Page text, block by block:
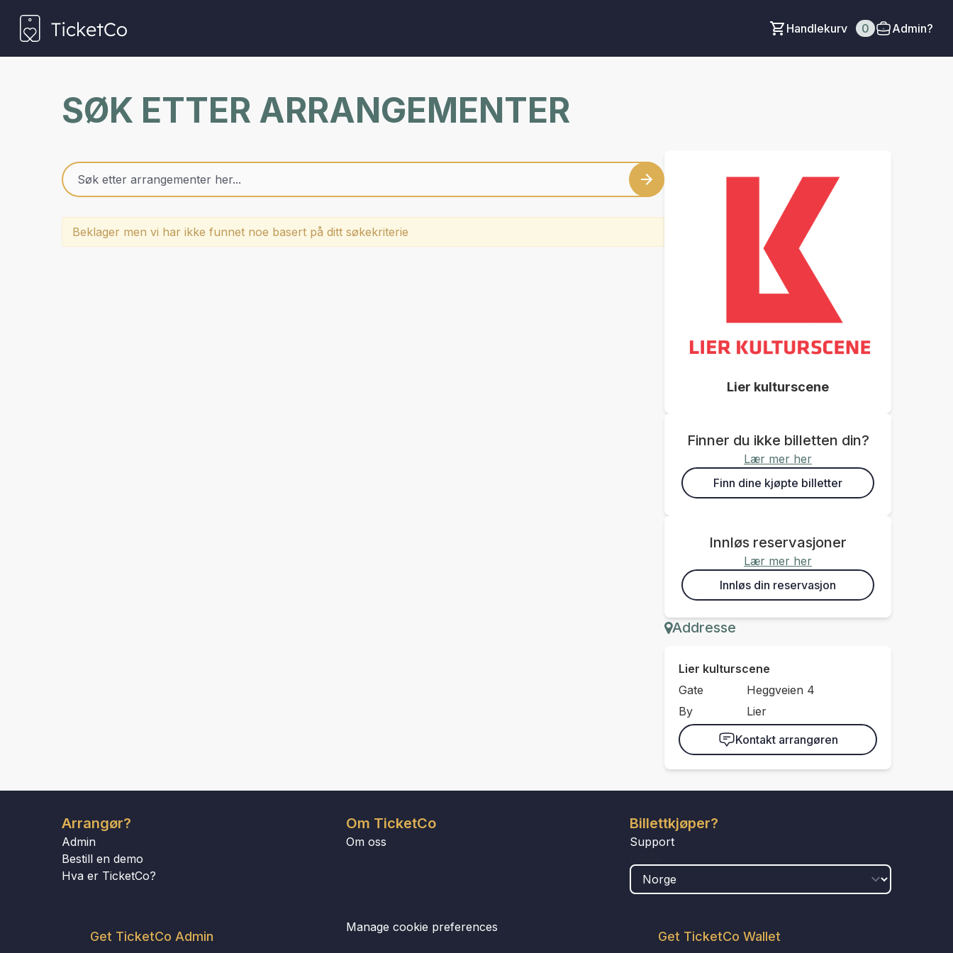
Handlekurv 0 Admin?
SØK ETTER ARRANGEMENTER
Beklager men vi har ikke funnet noe basert på ditt søkekriterie
Lier kulturscene
Finner du ikke billetten din?
Lær mer her
Finn dine kjøpte billetter
Innløs reservasjoner
Lær mer her
Innløs din reservasjon
Addresse
Lier kulturscene
Gate
Heggveien 4
By
Lier
Kontakt arrangøren
Arrangør?
Admin
Bestill en demo
Hva er TicketCo?
Get TicketCo Admin
Om TicketCo
Om oss
Manage cookie preferences
Billettkjøper?
Support
Get TicketCo Wallet